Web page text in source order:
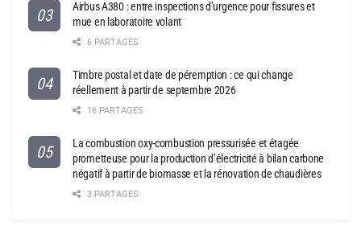
Airbus A380 : entre inspections d’urgence pour fissures et
mue en laboratoire volant
6 PARTAGES
Timbre postal et date de péremption : ce qui change
réellement à partir de septembre 2026
16 PARTAGES
La combustion oxy-combustion pressurisée et étagée
prometteuse pour la production d’électricité à bilan carbone
négatif à partir de biomasse et la rénovation de chaudières
3 PARTAGES